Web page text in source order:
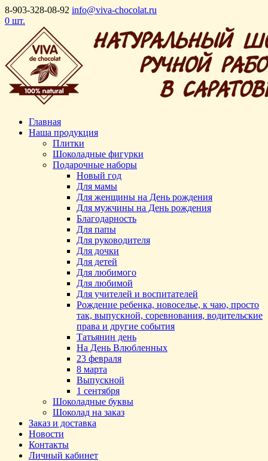
8-903-328-08-92 info@viva-chocolat.ru
0 шт.
Главная
Наша продукция
Плитки
Шоколадные фигурки
Подарочные наборы
Новый год
Для мамы
Для женщины на День рождения
Для мужчины на День рождения
Благодарность
Для папы
Для руководителя
Для дочки
Для детей
Для любимого
Для любимой
Для учителей и воспитателей
Рождение ребенка, новоселье, к чаю, просто
так, выпускной, соревнования, водительские
права и другие события
Татьянин день
На День Влюбленных
23 февраля
8 марта
Выпускной
1 сентября
Шоколадные буквы
Шоколад на заказ
Заказ и доставка
Новости
Контакты
Личный кабинет